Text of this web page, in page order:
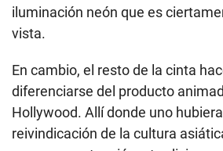
iluminación neón que es
vista.
En cambio, el resto de la cinta
diferenciarse del producto
Hollywood. Allí donde uno
reivindicación de la cultura